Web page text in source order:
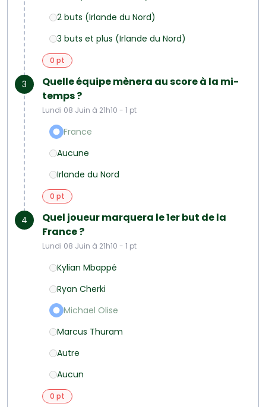
2 buts (Irlande du Nord)
3 buts et plus (Irlande du Nord)
0 pt
3
Quelle équipe mènera au score à la mi-
temps ?
Lundi 08 Juin à 21h10 - 1 pt
France
Aucune
Irlande du Nord
0 pt
4
Quel joueur marquera le 1er but de la
France ?
Lundi 08 Juin à 21h10 - 1 pt
Kylian Mbappé
Ryan Cherki
Michael Olise
Marcus Thuram
Autre
Aucun
0 pt